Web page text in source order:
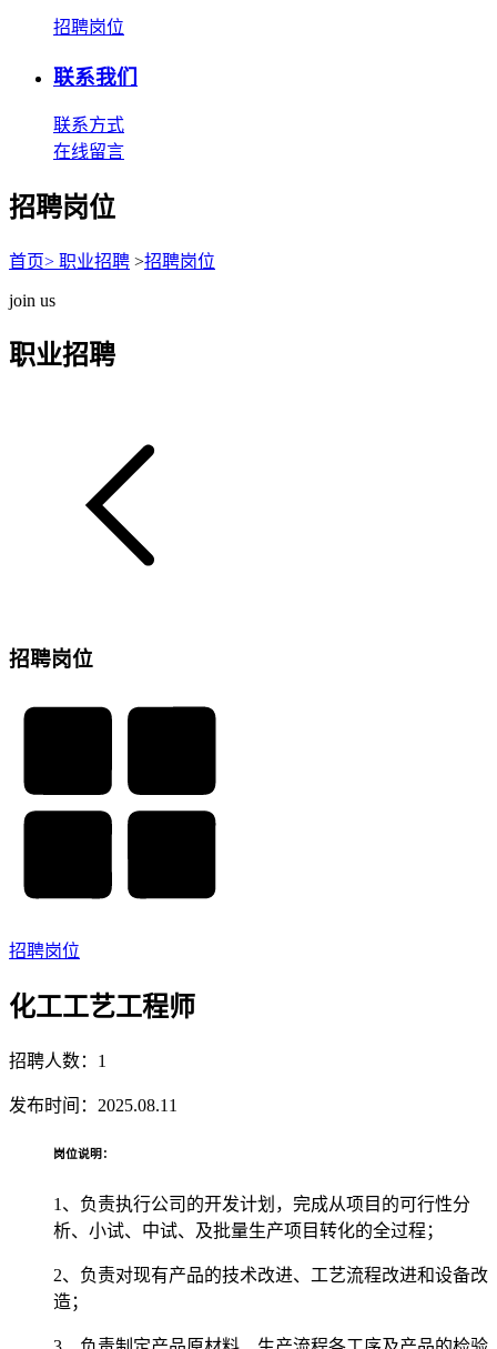
招聘岗位
联系我们
联系方式
在线留言
招聘岗位
首页> 职业招聘 >招聘岗位
join us
职业招聘
招聘岗位
招聘岗位
化工工艺工程师
招聘人数：1
发布时间：2025.08.11
岗位说明：
1、负责执行公司的开发计划，完成从项目的可行性分
析、小试、中试、及批量生产项目转化的全过程；
2、负责对现有产品的技术改进、工艺流程改进和设备改
造；